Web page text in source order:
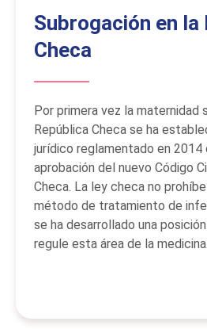
Subrogación en la
Checa
Por primera vez la maternidad
República Checa se ha
jurídico reglamentado en 2014
aprobación del nuevo Código
Checa. La ley checa no
método de tratamiento de
se ha desarrollado una
regule esta área de la medicina.